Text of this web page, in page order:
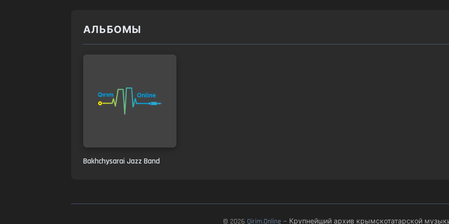
АЛЬБОМЫ
Bakhchysarai Jazz Band
© 2026 Qirim.Online — Крупнейший архив крымскотатарской